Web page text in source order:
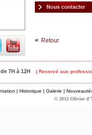
Retour
7H à 12H ( Reservé aux
| Historique | Galerie |
© 2012 Olivier